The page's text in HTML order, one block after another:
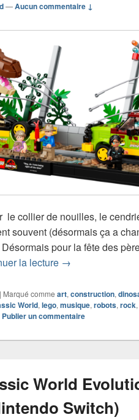
—Aucun commentaire ↓
le collier de nouilles, le
souvent (désormais ça a
pour la fête des
la lecture Fête des pères –
→
| Marqué comme art, construction,
World, lego, musique, robots, rock,
Publier un commentaire
World
Switch)